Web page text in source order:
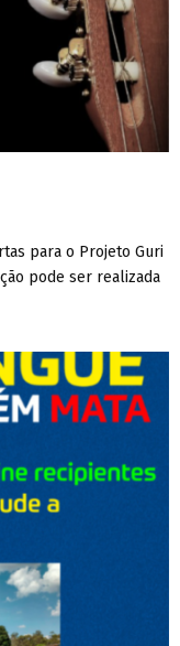
para o Projeto Guri
pode ser realizada